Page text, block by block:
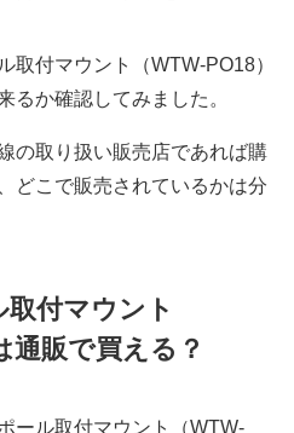
取付マウント（WTW-PO18）
るか確認してみました。
の取り扱い販売店であれば購
どこで販売されているかは分
取付マウント
通販で買える？
ール取付マウント（WTW-